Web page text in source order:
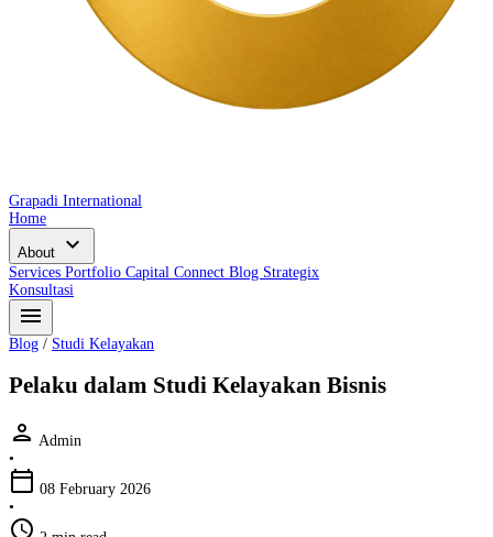
Grapadi International
Home
About expand_more
Services Portfolio Capital Connect Blog Strategix
Konsultasi
menu
Blog / Studi Kelayakan
Pelaku dalam Studi Kelayakan Bisnis
person Admin
•
calendar_today 08 February 2026
•
schedule